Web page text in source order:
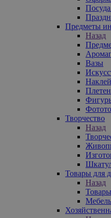
Предметы
Назад
Вазы
Творчество
Назад
Товары для
Назад
Мебель